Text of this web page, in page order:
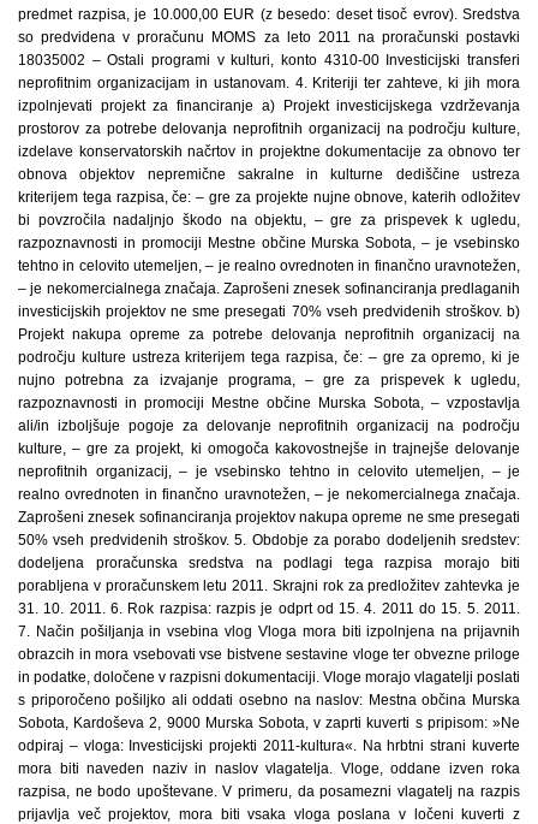
predmet razpisa, je 10.000,00 EUR (z besedo: deset tisoč evrov). Sredstva
so predvidena v proračunu MOMS za leto 2011 na proračunski postavki
18035002 – Ostali programi v kulturi, konto 4310-00 Investicijski transferi
neprofitnim organizacijam in ustanovam. 4. Kriteriji ter zahteve, ki jih mora
izpolnjevati projekt za financiranje a) Projekt investicijskega vzdrževanja
prostorov za potrebe delovanja neprofitnih organizacij na področju kulture,
izdelave konservatorskih načrtov in projektne dokumentacije za obnovo ter
obnova objektov nepremične sakralne in kulturne dediščine ustreza
kriterijem tega razpisa, če: – gre za projekte nujne obnove, katerih odložitev
bi povzročila nadaljnjo škodo na objektu, – gre za prispevek k ugledu,
razpoznavnosti in promociji Mestne občine Murska Sobota, – je vsebinsko
tehtno in celovito utemeljen, – je realno ovrednoten in finančno uravnotežen,
– je nekomercialnega značaja. Zaprošeni znesek sofinanciranja predlaganih
investicijskih projektov ne sme presegati 70% vseh predvidenih stroškov. b)
Projekt nakupa opreme za potrebe delovanja neprofitnih organizacij na
področju kulture ustreza kriterijem tega razpisa, če: – gre za opremo, ki je
nujno potrebna za izvajanje programa, – gre za prispevek k ugledu,
razpoznavnosti in promociji Mestne občine Murska Sobota, – vzpostavlja
ali/in izboljšuje pogoje za delovanje neprofitnih organizacij na področju
kulture, – gre za projekt, ki omogoča kakovostnejše in trajnejše delovanje
neprofitnih organizacij, – je vsebinsko tehtno in celovito utemeljen, – je
realno ovrednoten in finančno uravnotežen, – je nekomercialnega značaja.
Zaprošeni znesek sofinanciranja projektov nakupa opreme ne sme presegati
50% vseh predvidenih stroškov. 5. Obdobje za porabo dodeljenih sredstev:
dodeljena proračunska sredstva na podlagi tega razpisa morajo biti
porabljena v proračunskem letu 2011. Skrajni rok za predložitev zahtevka je
31. 10. 2011. 6. Rok razpisa: razpis je odprt od 15. 4. 2011 do 15. 5. 2011.
7. Način pošiljanja in vsebina vlog Vloga mora biti izpolnjena na prijavnih
obrazcih in mora vsebovati vse bistvene sestavine vloge ter obvezne priloge
in podatke, določene v razpisni dokumentaciji. Vloge morajo vlagatelji poslati
s priporočeno pošiljko ali oddati osebno na naslov: Mestna občina Murska
Sobota, Kardoševa 2, 9000 Murska Sobota, v zaprti kuverti s pripisom: »Ne
odpiraj – vloga: Investicijski projekti 2011-kultura«. Na hrbtni strani kuverte
mora biti naveden naziv in naslov vlagatelja. Vloge, oddane izven roka
razpisa, ne bodo upoštevane. V primeru, da posamezni vlagatelj na razpis
prijavlja več projektov, mora biti vsaka vloga poslana v ločeni kuverti z